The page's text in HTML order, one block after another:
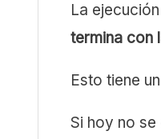
La
termina con
Esto tiene
Si hoy no